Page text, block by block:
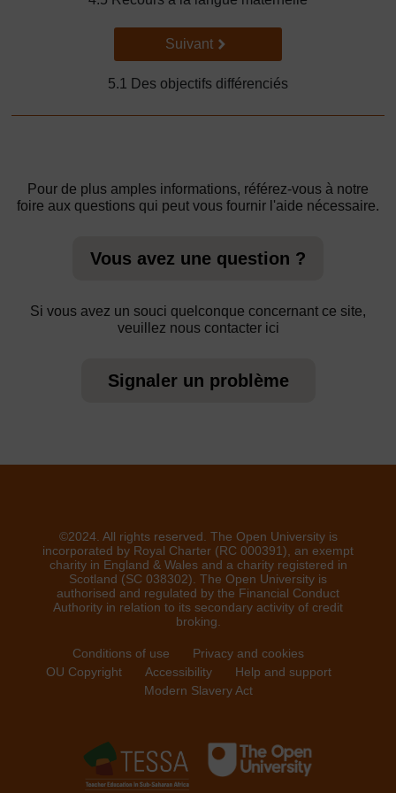
Suivant
Suivant
5.1 Des objectifs différenciés
Pour de plus amples informations, référez-vous à notre
foire aux questions qui peut vous fournir l'aide nécessaire.
Vous avez une question ?
Si vous avez un souci quelconque concernant ce site,
veuillez nous contacter ici
Signaler un problème
©2024. All rights reserved. The Open University is
incorporated by Royal Charter (RC 000391), an exempt
charity in England & Wales and a charity registered in
Scotland (SC 038302). The Open University is
authorised and regulated by the Financial Conduct
Authority in relation to its secondary activity of credit
broking.
Conditions of use
Privacy and cookies
OU Copyright
Accessibility
Help and support
Modern Slavery Act